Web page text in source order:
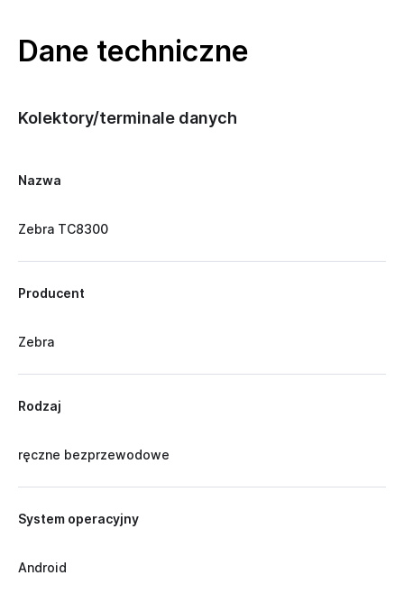
Dane techniczne
Kolektory/terminale danych
Nazwa
Zebra TC8300
Producent
Zebra
Rodzaj
ręczne bezprzewodowe
System operacyjny
Android